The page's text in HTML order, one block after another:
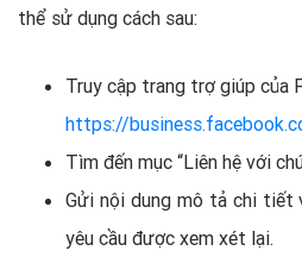
thể sử dụng cách sau:
Truy cập trang trợ giúp của
https://
Tìm đến mục “Liên hệ với
Gửi nội dung mô tả chi tiết
yêu cầu được xem xét lại.